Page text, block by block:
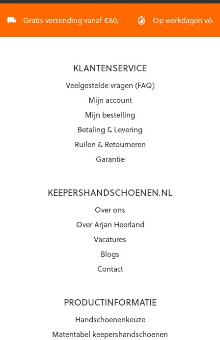
Gratis verzending vanaf €60,- Op werkdagen
KLANTENSERVICE
Veelgestelde vragen (FAQ)
Mijn account
Mijn bestelling
Betaling & Levering
Ruilen & Retourneren
Garantie
KEEPERSHANDSCHOENEN.NL
Over ons
Over Arjan Heerland
Vacatures
Blogs
Contact
PRODUCTINFORMATIE
Handschoenenkeuze
Matentabel keepershandschoenen